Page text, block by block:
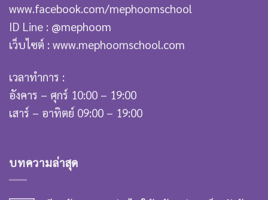
www.facebook.com/mephoomschool
ID Line : @mephoom
เว็บไซต์ : www.mephoomschool.com
เวลาทำการ :
อังคาร – ศุกร์ 10:00 – 19:00
เสาร์ – อาทิตย์ 09:00 – 19:00
บทความล่าสุด